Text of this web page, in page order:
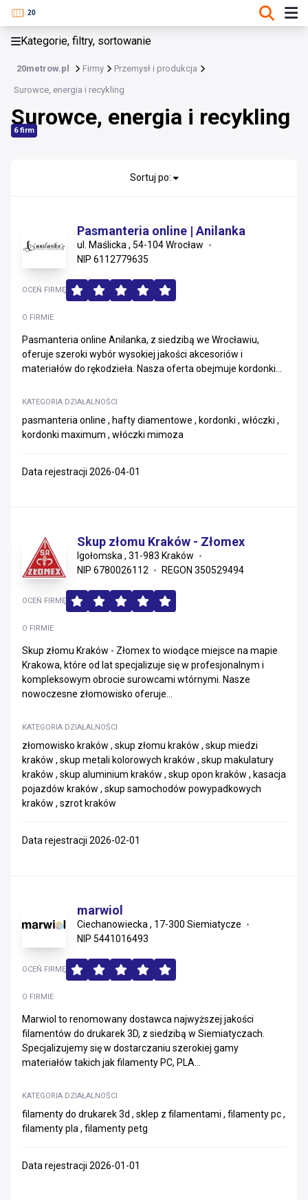
Kategorie, filtry, sortowanie
20metrow.pl Firmy Przemysł i produkcja
Surowce, energia i recykling
Surowce, energia i recykling
6 firm
Przemysł i produkcja
Maszyny i urządzenia przemysłowe
Automatyka, elektrotechnika i utrzymanie ruchu
Narzędzia i elektronarzędzia
Ogrzewanie, klimatyzacja i wentylacja
Maszyny rolnicze i leśne
Sortuj po:
Pasmanteria online | Anilanka
ul. Maślicka , 54-104 Wrocław
NIP 6112779635
O FIRMIE
Pasmanteria online Anilanka, z siedzibą we Wrocławiu,
oferuje szeroki wybór wysokiej jakości akcesoriów i
materiałów do rękodzieła. Nasza oferta obejmuje kordonki...
KATEGORIA DZIAŁALNOŚCI
pasmanteria online , hafty diamentowe , kordonki , włóczki ,
kordonki maximum , włóczki mimoza
OCEŃ FIRMĘ
Data rejestracji 2026-04-01
Skup złomu Kraków - Złomex
Igołomska , 31-983 Kraków
NIP 6780026112
REGON 350529494
O FIRMIE
Skup złomu Kraków - Złomex to wiodące miejsce na mapie
Krakowa, które od lat specjalizuje się w profesjonalnym i
kompleksowym obrocie surowcami wtórnymi. Nasze
nowoczesne złomowisko oferuje...
KATEGORIA DZIAŁALNOŚCI
złomowisko kraków , skup złomu kraków , skup miedzi
kraków , skup metali kolorowych kraków , skup makulatury
kraków , skup aluminium kraków , skup opon kraków , kasacja
pojazdów kraków , skup samochodów powypadkowych
kraków , szrot kraków
OCEŃ FIRMĘ
Data rejestracji 2026-02-01
marwiol
Ciechanowiecka , 17-300 Siemiatycze
NIP 5441016493
O FIRMIE
Marwiol to renomowany dostawca najwyższej jakości
filamentów do drukarek 3D, z siedzibą w Siemiatyczach.
Specjalizujemy się w dostarczaniu szerokiej gamy
materiałów takich jak filamenty PC, PLA...
KATEGORIA DZIAŁALNOŚCI
filamenty do drukarek 3d , sklep z filamentami , filamenty pc ,
filamenty pla , filamenty petg
OCEŃ FIRMĘ
Data rejestracji 2026-01-01